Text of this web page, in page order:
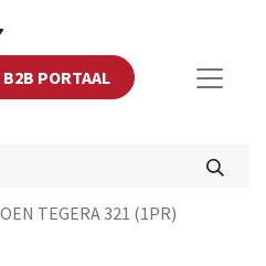
B2B PORTAAL
TEGERA 321 (1PR)